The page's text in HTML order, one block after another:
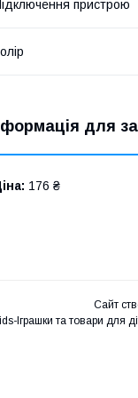
пристрою
для
176 ₴
Сайт